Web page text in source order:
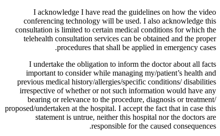
I acknowledge I have read the guidelines on how the video
conferencing technology will be used. I also acknowledge this
consultation is limited to certain medical conditions for which the
telehealth consultation services can be obtained and the proper
procedures that shall be applied in emergency cases.
I undertake the obligation to inform the doctor about all facts
important to consider while managing my/patient’s health and
previous medical history/allergies/specific conditions/ disabilities
irrespective of whether or not such information would have any
bearing or relevance to the procedure, diagnosis or treatment/
proposed/undertaken at the hospital. I accept the fact that in case this
statement is untrue, neither this hospital nor the doctors are
responsible for the caused consequences.